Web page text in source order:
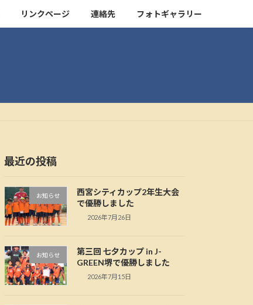
リンクページ 連絡先 フォトギャラリー
最近の投稿
お知らせ
西宮シティカップ2年生大会
で優勝しました
2026年7月26日
お知らせ
第三回 七夕カップ in J-
GREEN堺で優勝しました
2026年7月15日